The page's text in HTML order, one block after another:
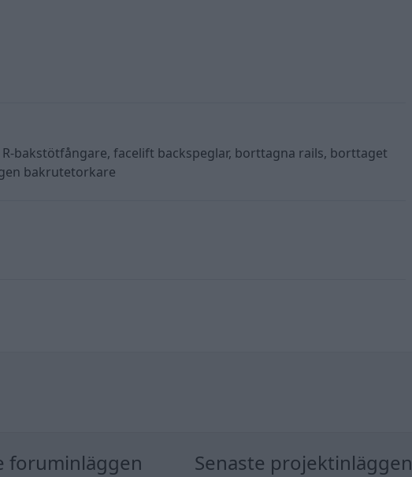
bakstötfångare, facelift backspeglar, borttagna rails, borttaget
bakrutetorkare
foruminläggen Senaste projektinläggen